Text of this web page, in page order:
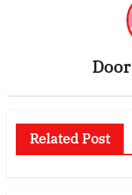
Door
Related Post